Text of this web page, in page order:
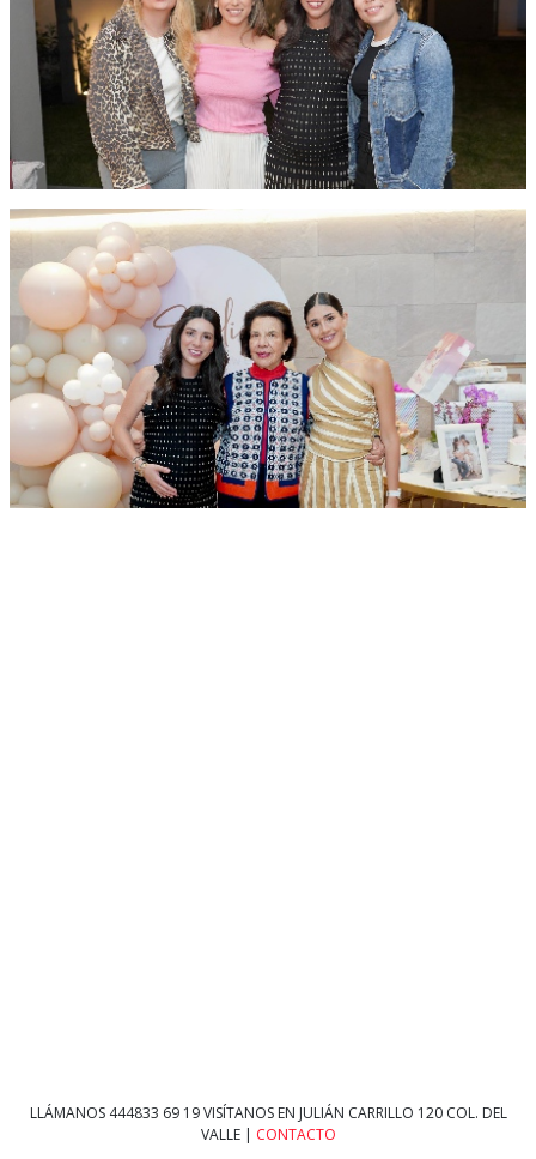
LLÁMANOS 444833 69 19VISÍTANOS EN JULIÁN CARRILLO 120 COL. DEL
VALLE | CONTACTO